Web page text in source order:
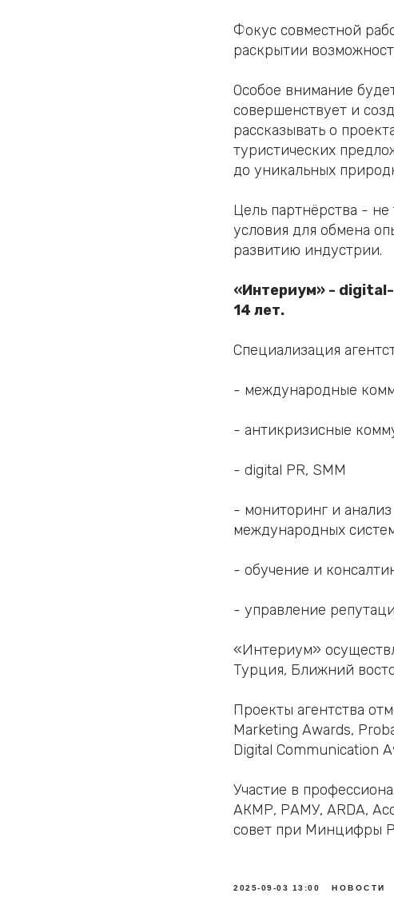
Фокус совместной
раскрытии
Особое внимание
совершенствует и
рассказывать о
туристических
до уникальных
Цель партнёрства -
условия для обмена
развитию индустрии.
«Интериум» - digital-
14 лет.
Специализация
- международные
- антикризисные
- digital PR, SMM
- мониторинг и
международных
- обучение и
- управление
«Интериум»
Турция, Ближний
Проекты агентства
Marketing Awards,
Digital Communication
Участие в
АКМР, РАМУ, ARDA,
совет при Минцифры
2025-09-03 13:00 НОВОСТИ